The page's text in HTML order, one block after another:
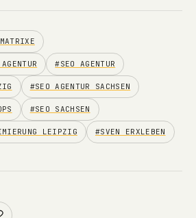
#SEO AGENTUR
#SEO AGENTUR SACHSEN
#SEO SACHSEN
LEIPZIG #SVEN ERXLEBEN